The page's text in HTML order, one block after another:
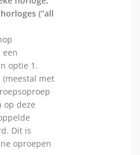
(“all
een
optie 1.
(meestal met
op deze
Dit is
oproepen